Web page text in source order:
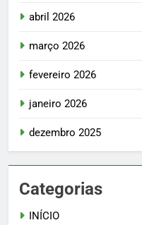
abril 2026
março 2026
fevereiro 2026
janeiro 2026
dezembro 2025
Categorias
INÍCIO